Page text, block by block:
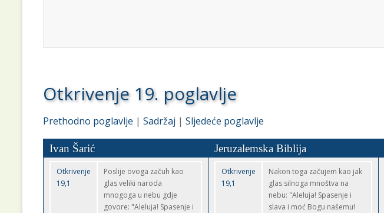
Otkrivenje 19. poglavlje
Prethodno poglavlje | Sadržaj | Sljedeće poglavlje
Ivan Šarić Jeruzalemska Biblija
Otkrivenje
19,1
Poslije ovoga začuh kao
glas veliki naroda
mnogoga u nebu gdje
govore: "Aleluja! Spasenje i
Otkrivenje
19,1
Nakon toga začujem kao jak
glas silnoga mnoštva na
nebu: "Aleluja! Spasenje i
slava i moć Bogu našemu!